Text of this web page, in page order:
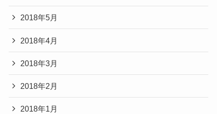
2018年5月
2018年4月
2018年3月
2018年2月
2018年1月